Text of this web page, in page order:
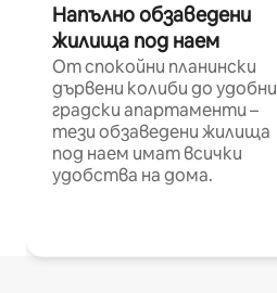
Напълно обзаведени
жилища под наем
От спокойни планински
дървени колиби до удобни
градски апартаменти –
тези обзаведени жилища
под наем имат всички
удобства на дома.